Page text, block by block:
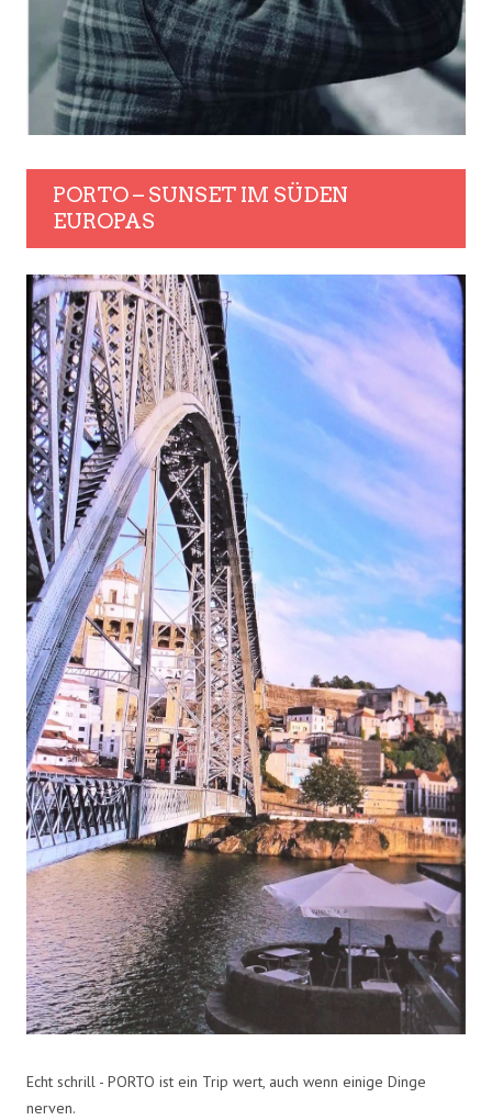
PORTO – SUNSET IM SÜDEN
EUROPAS
Echt schrill - PORTO ist ein Trip wert, auch wenn einige Dinge
nerven.